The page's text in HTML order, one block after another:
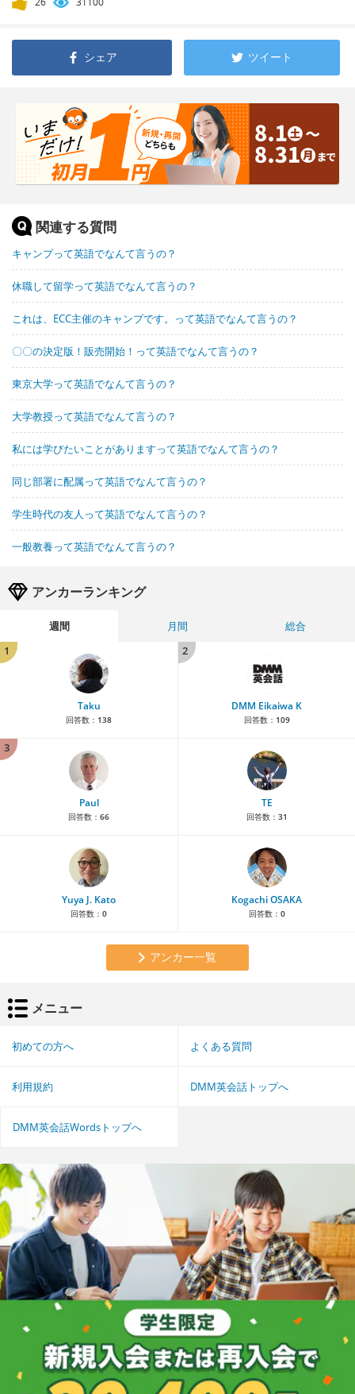
シェア ツイート
関連する質問
キャンプって英語でなんて言うの？
休職して留学って英語でなんて言うの？
これは、ECC主催のキャンプです。って英語でなんて言うの？
〇〇の決定版！販売開始！って英語でなんて言うの？
東京大学って英語でなんて言うの？
大学教授って英語でなんて言うの？
私には学びたいことがありますって英語でなんて言うの？
同じ部署に配属って英語でなんて言うの？
学生時代の友人って英語でなんて言うの？
一般教養って英語でなんて言うの？
アンカーランキング
週間 月間
総合
1
Taku
回答数： 138
2
DMM Eikaiwa K
回答数： 109
3
Paul
回答数： 66
TE
回答数： 31
Yuya J. Kato
回答数： 0
Kogachi OSAKA
回答数： 0
アンカー一覧
メニュー
初めての方へ よくある質問
利用規約 DMM英会話トップへ
DMM英会話Wordsトップへ